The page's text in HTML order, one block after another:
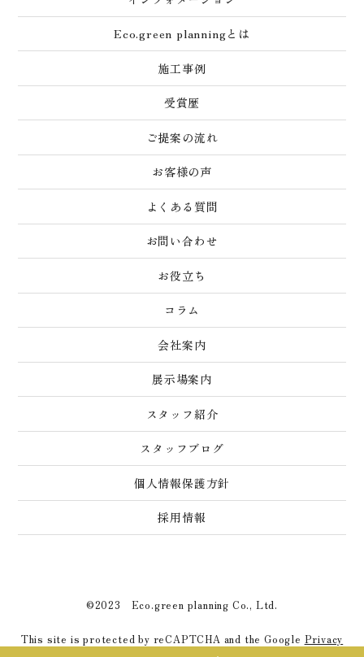
Eco.green planningとは
施工事例
受賞歴
ご提案の流れ
お客様の声
よくある質問
お問い合わせ
お役立ち
コラム
会社案内
展示場案内
スタッフ紹介
スタッフブログ
個人情報保護方針
採用情報
©2023 Eco.green planning Co., Ltd.
This site is protected by reCAPTCHA and the Google Privacy